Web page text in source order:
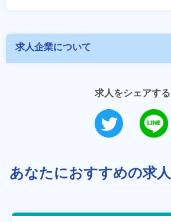
求人企業について
求人をシェアする
あなたにおすすめの求人